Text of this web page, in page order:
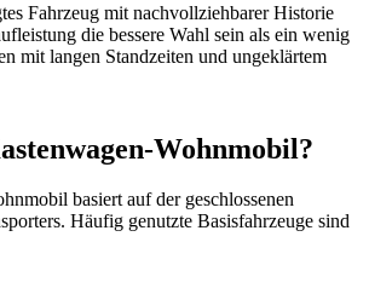
Fahrzeug mit nachvollziehbarer Historie
die bessere Wahl sein als ein wenig
mit langen Standzeiten und ungeklärtem
Wohnmobil?
basiert auf der geschlossenen
Häufig genutzte Basisfahrzeuge sind